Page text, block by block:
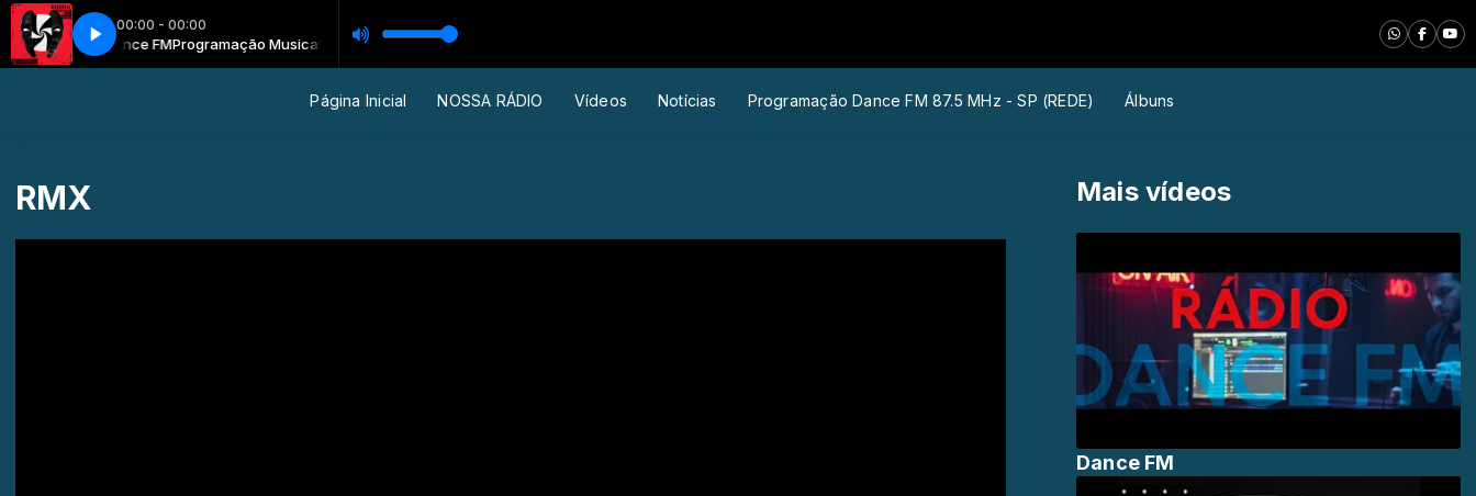
00:00 - 00:00
Rede Dance FMProgramação Musical Rede Dance FM
RANI - Madhouse
Página Inicial NOSSA RÁDIO Vídeos Notícias Programação Dance FM 87.5 MHz - SP (REDE) Álbuns
RMX Mais vídeos
Dance FM